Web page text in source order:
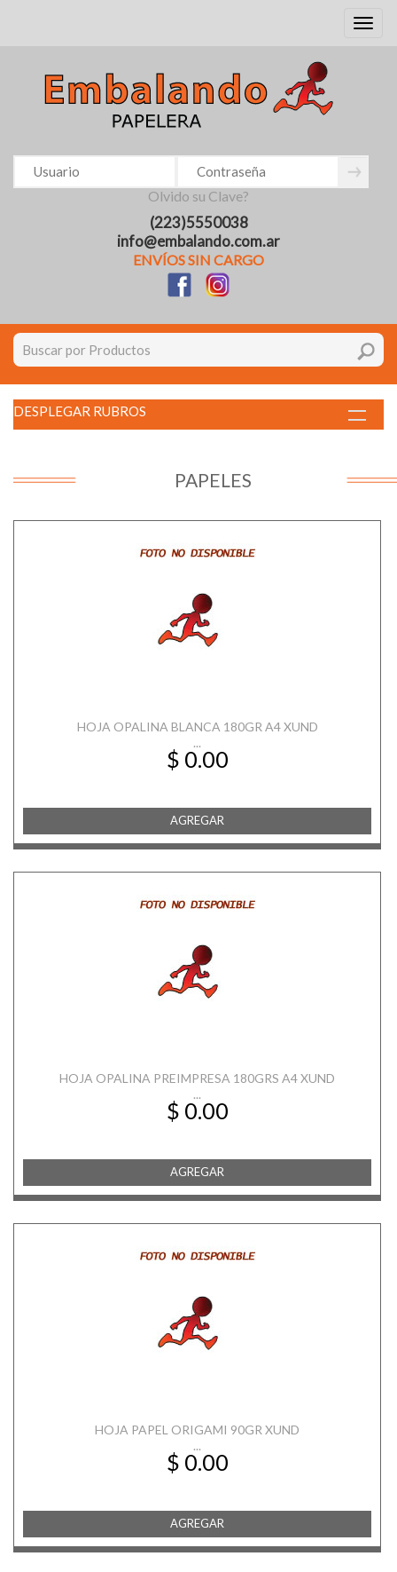
Toggle
Olvido su Clave?
(223)5550038
info@embalando.com.ar
ENVÍOS SIN CARGO
DESPLEGAR RUBROS
PAPELES
HOJA OPALINA BLANCA 180GR A4 XUND
...
$ 0.00
AGREGAR
HOJA OPALINA PREIMPRESA 180GRS A4 XUND
...
$ 0.00
AGREGAR
HOJA PAPEL ORIGAMI 90GR XUND
...
$ 0.00
AGREGAR